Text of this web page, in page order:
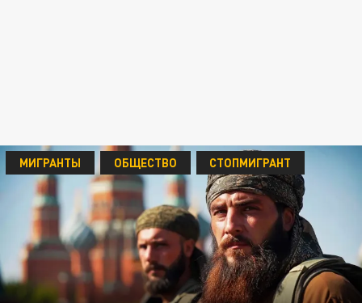
МИГРАНТЫ ОБЩЕСТВО СТОПМИГРАНТ